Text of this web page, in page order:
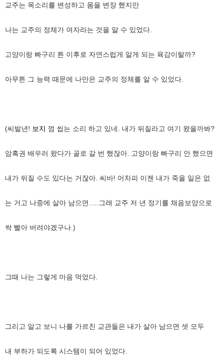
교주는 목소리를 변성하고 몸을 변장 했지만
나는 교주의 정체가 여자라는 것을 알 수 있었다.
고양이랑 빠구리 튼 이후로 자연스럽게 알게 되는 육감이랄까?
아무튼 그 능력 때문에 나만은 교주의 정체를 알 수 있었다.
(씨발년! 보지 껌 씹는 소리 하고 있네. 내가 뒤질라고 여기 왔을까봐?
암흑권 배우러 왔다가 골로 갈 번 했잖아. 고양이랑 빠구리 안 했으면
내가 뒤질 수도 있다는 거잖아. 씨바! 어차피 이젠 내가 죽을 일은 없
는 거고 나중에 살아 남으면.....그래 교주 저 년 정기를 채음보양으로
싹 빨아 버려야겠구나.)
그때 나는 그렇게 마음 먹었다.
그리고 알고 보니 나를 가르친 교관들은 내가 살아 남으면 셋 모두
내 부하가 되도록 시스템이 되어 있었다.